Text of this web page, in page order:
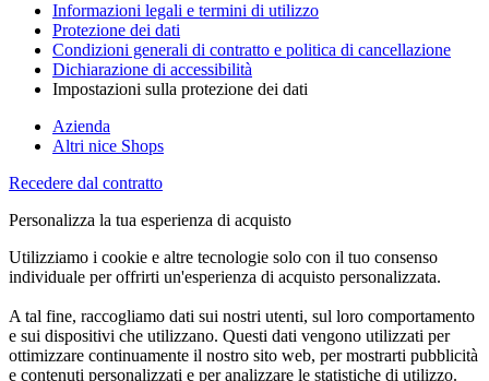
Informazioni legali e termini di utilizzo
Protezione dei dati
Condizioni generali di contratto e politica di cancellazione
Dichiarazione di accessibilità
Impostazioni sulla protezione dei dati
Azienda
Altri nice Shops
Recedere dal contratto
Personalizza la tua esperienza di acquisto
Utilizziamo i cookie e altre tecnologie solo con il tuo consenso
individuale per offrirti un'esperienza di acquisto personalizzata.
A tal fine, raccogliamo dati sui nostri utenti, sul loro comportamento
e sui dispositivi che utilizzano. Questi dati vengono utilizzati per
ottimizzare continuamente il nostro sito web, per mostrarti pubblicità
e contenuti personalizzati e per analizzare le statistiche di utilizzo.